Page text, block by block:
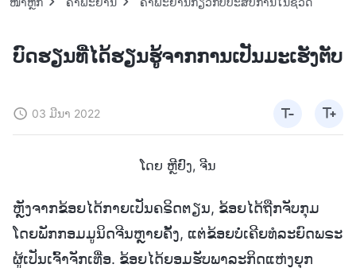
ບົດຮຽນທີ່ໄດ້ຮຽນຮູ້ຈາກການເປັນມະເຮັງຕັບ
03 ມີນາ 2022
ໂດຍ ຫຼີຢົງ, ຈີນ
ຫຼັງຈາກຂ້ອຍໄດ້ກາຍເປັນຄຣິດຕຽນ, ຂ້ອຍໄດ້ຖືກຈັບກຸມ
ໂດຍພັກກອມມູນິດຈີນຫຼາຍຄັ້ງ, ແຕ່ຂ້ອຍບໍ່ເຄີຍທໍລະຍົດພຣະ
ຜູ້ເປັນເຈົ້າຈັກເທື່ອ. ຂ້ອຍໄດ້ຍອມຮັບພາລະກິດແຫ່ງຍຸກ